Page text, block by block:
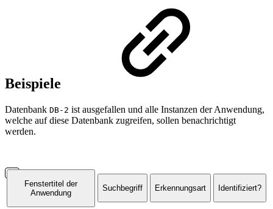
Beispiele
Datenbank DB-2 ist ausgefallen und alle Instanzen der Anwendung,
welche auf diese Datenbank zugreifen, sollen benachrichtigt
werden.
Fenstertitel der
Anwendung
Suchbegriff Erkennungsart Identifiziert?